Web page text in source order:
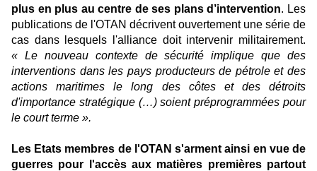
plus en plus au centre de ses plans d’intervention. Les
publications de l'OTAN décrivent ouvertement une série de
cas dans lesquels l'alliance doit intervenir militairement.
« Le nouveau contexte de sécurité implique que des
interventions dans les pays producteurs de pétrole et des
actions maritimes le long des côtes et des détroits
d'importance stratégique (…) soient préprogrammées pour
le court terme ».
Les Etats membres de l'OTAN s'arment ainsi en vue de
guerres pour l'accès aux matières premières partout